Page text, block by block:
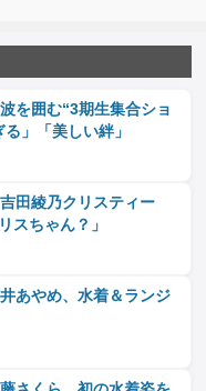
を囲む“3期生集合ショ
」「美しい絆」
田綾乃クリスティー
スちゃん？」
あやめ、水着＆ランジ